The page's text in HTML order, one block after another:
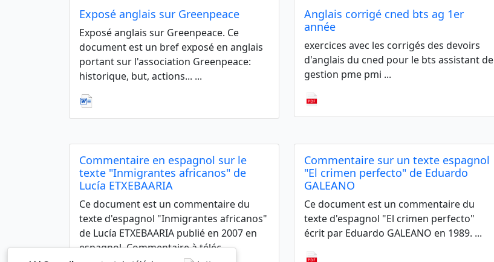
Exposé anglais sur Greenpeace
Exposé anglais sur Greenpeace. Ce
document est un bref exposé en anglais
portant sur l'association Greenpeace:
historique, but, actions... ...
Anglais corrigé cned bts ag 1er
année
exercices avec les corrigés des devoirs
d'anglais du cned pour le bts assistant de
gestion pme pmi ...
Commentaire en espagnol sur le
texte "Inmigrantes africanos" de
Lucía ETXEBAARIA
Ce document est un commentaire du
texte d'espagnol "Inmigrantes africanos"
de Lucía ETXEBAARIA publié en 2007 en
espagnol. Commentaire à téléc ...
Commentaire sur un texte espagnol
"El crimen perfecto" de Eduardo
GALEANO
Ce document est un commentaire du
texte d'espagnol "El crimen perfecto"
écrit par Eduardo GALEANO en 1989. ...